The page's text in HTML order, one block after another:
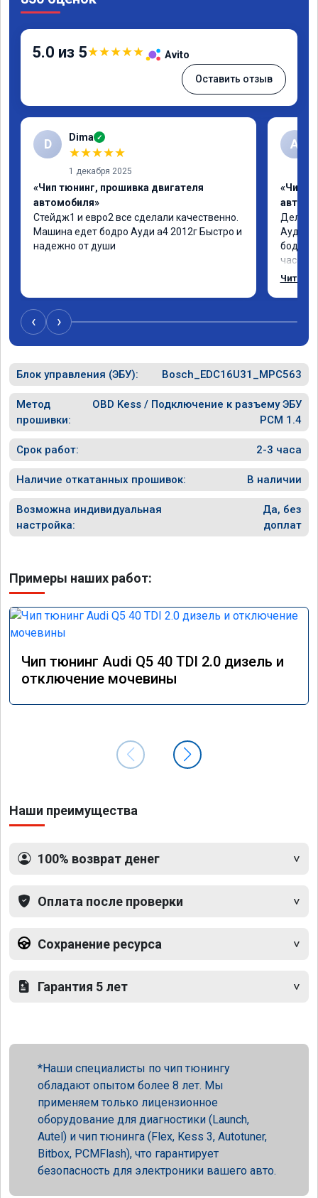
5.0 из 5★★★★★ Avito
Оставить отзыв
D Dima ✓
★★★★★
1 декабря 2025
«Чип тюнинг, прошивка двигателя
автомобиля»
Стейдж1 и евро2 все сделали качественно.
Машина едет бодро Ауди а4 2012г Быстро и
надежно от души
А
«Чип
Делал
как
Читать
‹ ›
Блок управления (ЭБУ): Bosch_EDC16U31_MPC563
Метод
прошивки:
OBD Kess / Подключение к разъему ЭБУ
PCM 1.4
Срок работ: 2-3 часа
Наличие откатанных прошивок: В наличии
Возможна индивидуальная
настройка:
Да, без
доплат
Примеры наших работ:
Чип тюнинг Audi Q5 40 TDI 2.0 дизель и
отключение мочевины
Наши преимущества
100% возврат денег
Оплата после проверки
Сохранение ресурса
Гарантия 5 лет
Наши специалисты по чип тюнингу
обладают опытом более 8 лет. Мы
применяем только лицензионное
оборудование для диагностики (Launch,
Autel) и чип тюнинга (Flex, Kess 3, Autotuner,
Bitbox, PCMFlash), что гарантирует
безопасность для электроники вашего авто.